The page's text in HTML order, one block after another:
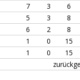
7 3 6
5 3 8
6 2 8
1 0 15
1 0 15